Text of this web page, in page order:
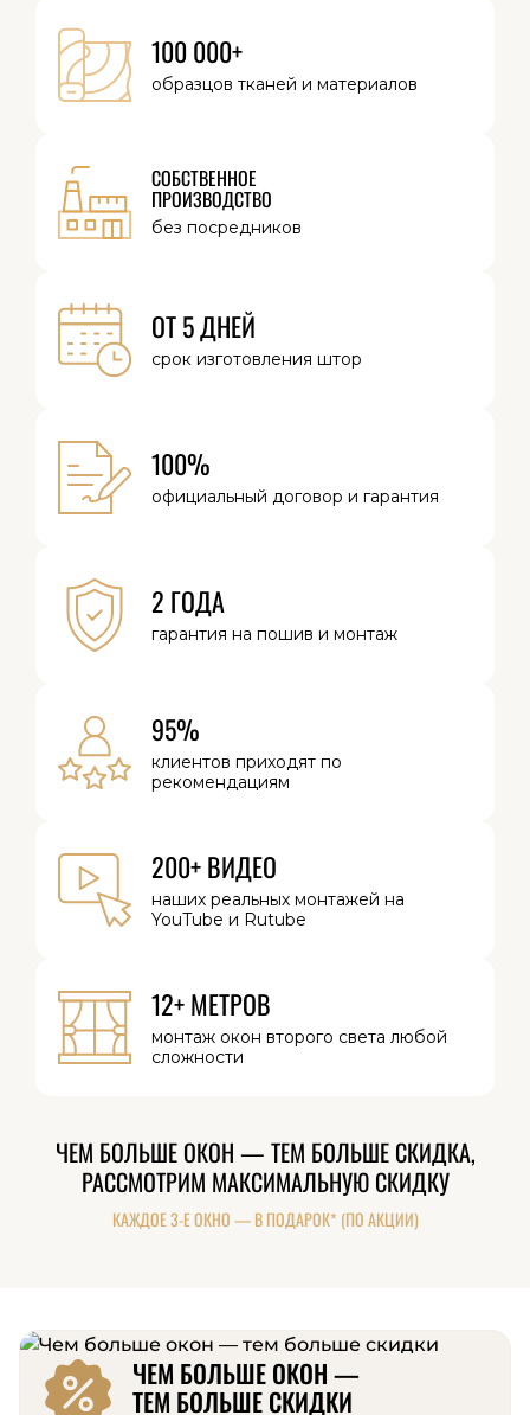
100 000+
образцов тканей и материалов
СОБСТВЕННОЕ
ПРОИЗВОДСТВО
без посредников
ОТ 5 ДНЕЙ
срок изготовления штор
100%
официальный договор и гарантия
2 ГОДА
гарантия на пошив и монтаж
95%
клиентов приходят по
рекомендациям
200+ ВИДЕО
наших реальных монтажей на
YouTube и Rutube
12+ МЕТРОВ
монтаж окон второго света любой
сложности
ЧЕМ БОЛЬШЕ ОКОН — ТЕМ БОЛЬШЕ СКИДКА,
РАССМОТРИМ МАКСИМАЛЬНУЮ СКИДКУ
КАЖДОЕ 3-Е ОКНО — В ПОДАРОК* (ПО АКЦИИ)
ЧЕМ БОЛЬШЕ ОКОН —
ТЕМ БОЛЬШЕ СКИДКИ